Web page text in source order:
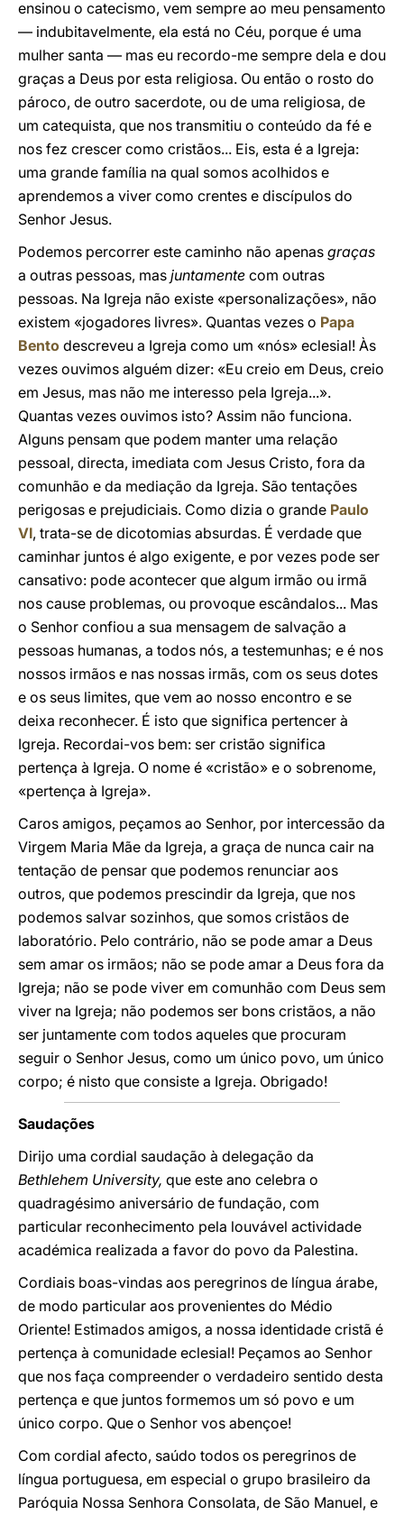
ensinou o catecismo, vem sempre ao meu pensamento
— indubitavelmente, ela está no Céu, porque é uma
mulher santa — mas eu recordo-me sempre dela e dou
graças a Deus por esta religiosa. Ou então o rosto do
pároco, de outro sacerdote, ou de uma religiosa, de
um catequista, que nos transmitiu o conteúdo da fé e
nos fez crescer como cristãos... Eis, esta é a Igreja:
uma grande família na qual somos acolhidos e
aprendemos a viver como crentes e discípulos do
Senhor Jesus.
Podemos percorrer este caminho não apenas graças
a outras pessoas, mas juntamente com outras
pessoas. Na Igreja não existe «personalizações», não
existem «jogadores livres». Quantas vezes o Papa
Bento descreveu a Igreja como um «nós» eclesial! Às
vezes ouvimos alguém dizer: «Eu creio em Deus, creio
em Jesus, mas não me interesso pela Igreja...».
Quantas vezes ouvimos isto? Assim não funciona.
Alguns pensam que podem manter uma relação
pessoal, directa, imediata com Jesus Cristo, fora da
comunhão e da mediação da Igreja. São tentações
perigosas e prejudiciais. Como dizia o grande Paulo
VI, trata-se de dicotomias absurdas. É verdade que
caminhar juntos é algo exigente, e por vezes pode ser
cansativo: pode acontecer que algum irmão ou irmã
nos cause problemas, ou provoque escândalos... Mas
o Senhor confiou a sua mensagem de salvação a
pessoas humanas, a todos nós, a testemunhas; e é nos
nossos irmãos e nas nossas irmãs, com os seus dotes
e os seus limites, que vem ao nosso encontro e se
deixa reconhecer. É isto que significa pertencer à
Igreja. Recordai-vos bem: ser cristão significa
pertença à Igreja. O nome é «cristão» e o sobrenome,
«pertença à Igreja».
Caros amigos, peçamos ao Senhor, por intercessão da
Virgem Maria Mãe da Igreja, a graça de nunca cair na
tentação de pensar que podemos renunciar aos
outros, que podemos prescindir da Igreja, que nos
podemos salvar sozinhos, que somos cristãos de
laboratório. Pelo contrário, não se pode amar a Deus
sem amar os irmãos; não se pode amar a Deus fora da
Igreja; não se pode viver em comunhão com Deus sem
viver na Igreja; não podemos ser bons cristãos, a não
ser juntamente com todos aqueles que procuram
seguir o Senhor Jesus, como um único povo, um único
corpo; é nisto que consiste a Igreja. Obrigado!
Saudações
Dirijo uma cordial saudação à delegação da
Bethlehem University, que este ano celebra o
quadragésimo aniversário de fundação, com
particular reconhecimento pela louvável actividade
académica realizada a favor do povo da Palestina.
Cordiais boas-vindas aos peregrinos de língua árabe,
de modo particular aos provenientes do Médio
Oriente! Estimados amigos, a nossa identidade cristã é
pertença à comunidade eclesial! Peçamos ao Senhor
que nos faça compreender o verdadeiro sentido desta
pertença e que juntos formemos um só povo e um
único corpo. Que o Senhor vos abençoe!
Com cordial afecto, saúdo todos os peregrinos de
língua portuguesa, em especial o grupo brasileiro da
Paróquia Nossa Senhora Consolata, de São Manuel, e